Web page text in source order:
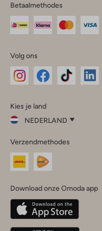
Betaalmethodes
Volg ons
InstagramFacebook
Kies je land
NEDERLAND
je
land
Nederland
Belgique(Français)
Deutschland
Verzendmethodes
Download onze Omoda app